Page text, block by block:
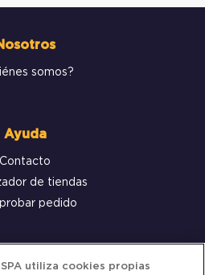
somos?
Ayuda
Contacto
de tiendas
pedido
al cliente
SPA utiliza cookies propias